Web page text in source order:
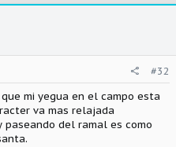
#32
mi yegua en el campo esta
va mas relajada
del ramal es como